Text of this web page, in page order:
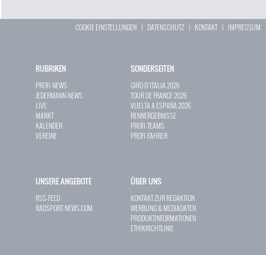
COOKIE EINSTELLUNGEN | DATENSCHUTZ | KONTAKT| IMPRESSUM
RUBRIKEN
PROFI-NEWS
JEDERMANN-NEWS
LIVE
MARKT
KALENDER
VEREINE
SONDERSEITEN
GIRO D`ITALIA 2026
TOUR DE FRANCE 2026
VUELTA A ESPAÑA 2026
RENNERGEBNISSE
PROFI-TEAMS
PROFI-FAHRER
UNSERE ANGEBOTE
RSS-FEED
RADSPORT-NEWS.COM
ÜBER UNS
KONTAKT ZUR REDAKTION
WERBUNG & MEDIADATEN
PRODUKTINFORMATIONEN
ETHIKRICHTLINIE